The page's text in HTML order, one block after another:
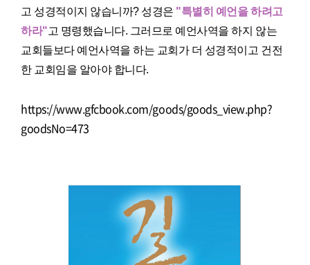
고 성경적이지 않습니까? 성경은 "특별히 예언을 하려고
하라"고 명령했습니다. 그러므로 예언사역을 하지 않는
교회들보다 예언사역을 하는 교회가 더 성경적이고 건전
한 교회임을 알아야 합니다.
https://www.gfcbook.com/goods/goods_view.php?
goodsNo=473